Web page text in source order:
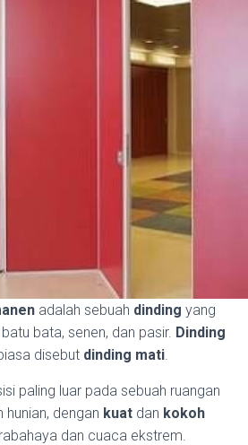
adalah sebuah dinding yang
bata, senen, dan pasir. Dinding
disebut dinding mati.
paling luar pada sebuah ruangan
hunian, dengan kuat dan kokoh
dan cuaca ekstrem.